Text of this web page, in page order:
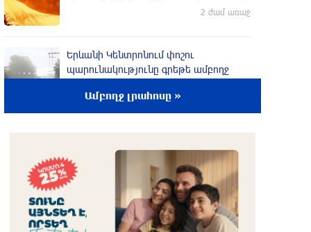
2 ժամ առաջ
Երևանի Կենտրոնում փոշու
պարունակությունը գրեթե ամբողջ
սահմանը
Իրանը պատրաստ է բացել Հորմուզի
նեղուցը, եթե ԱՄՆ-ն ընդունի
հանրապետության պայմանները
մեկ ժամ առաջ
Ամբողջ լրահոսը »